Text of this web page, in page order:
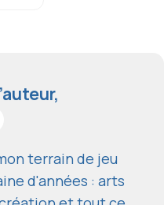
terrain de jeu
d'années : arts